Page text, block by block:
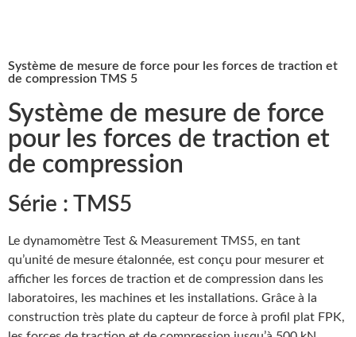
Système de mesure de force pour les forces de traction et
de compression TMS 5
Système de mesure de force
pour les forces de traction et
de compression
Série : TMS5
Le dynamomètre Test & Measurement TMS5, en tant
qu’unité de mesure étalonnée, est conçu pour mesurer et
afficher les forces de traction et de compression dans les
laboratoires, les machines et les installations. Grâce à la
construction très plate du capteur de force à profil plat FPK,